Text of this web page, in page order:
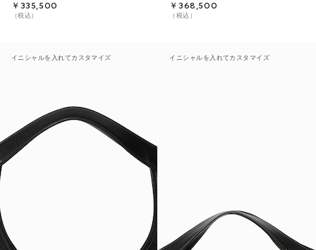
￥335,500
（税込）
￥368,500
（税込）
イニシャルを入れてカスタマイズ イニシャルを入れてカスタマイズ